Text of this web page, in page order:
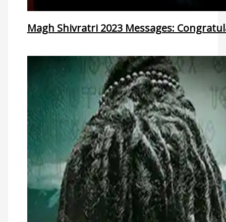
Magh Shivratri 2023 Messages: